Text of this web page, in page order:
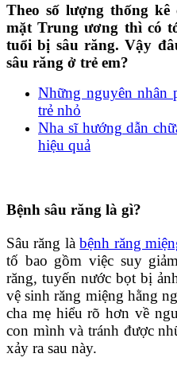
Theo số lượng thống kê
mặt Trung ương thì có
tuổi bị sâu răng. Vậy
sâu răng ở trẻ em?
Những nguyên nhân
trẻ nhỏ
Nha sĩ hướng dẫn
hiệu quả
Bệnh sâu răng là gì?
Sâu răng làbệnh răng
tố bao gồm việc suy
răng, tuyến nước bọt bị
vệ sinh răng miệng hằng
cha mẹ hiểu rõ hơn về
con mình và tránh được
xảy ra sau này.